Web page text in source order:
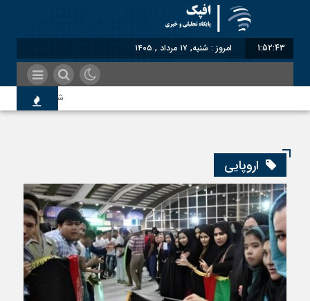
1:52:43 امروز : شنبه, ۱۷ مرداد , ۱۴۰۵
شناختیک| ۸۶ درصد مهاجران حامی ایران در جنگ؛ ۷۵ درصد مهاجران دولت چهاردهم را خیرخواه خود نمی‌دانند
سوءاستفاده معاندین
اختصاصی| معطلی بار
رضا صادقی: بدرقه
اروپایی